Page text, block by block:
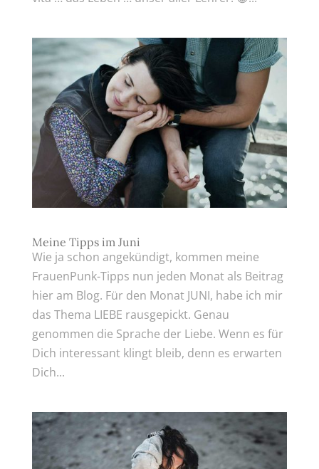
Meine Tipps im Juni
Wie ja schon angekündigt, kommen meine
FrauenPunk-Tipps nun jeden Monat als Beitrag
hier am Blog. Für den Monat JUNI, habe ich mir
das Thema LIEBE rausgepickt. Genau
genommen die Sprache der Liebe. Wenn es für
Dich interessant klingt bleib, denn es erwarten
Dich...